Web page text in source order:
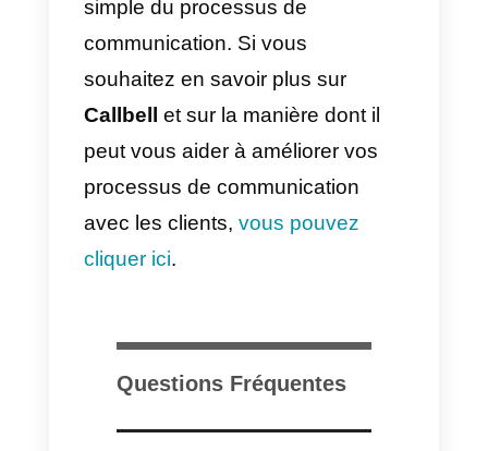
WhatsApp. Pour le faire, les
étapes sont les suivantes:
Allez dansModifier le profil >
Site webet collez votre lien
WhatsApp précédemment
votre lien.